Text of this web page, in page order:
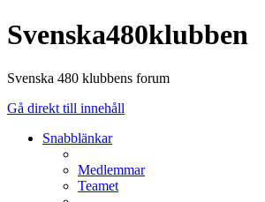
Svenska480klubben
Svenska 480 klubbens forum
Gå direkt till innehåll
Snabblänkar
Medlemmar
Teamet